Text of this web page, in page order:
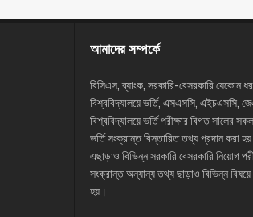
আমাদের সম্পর্কে
বিসিএস, ব্যাংক, সরকারি-বেসরকারি যেকোন
বিশ্ববিদ্যালয়ে ভর্তি, এসএসসি, এইচএসসি,
বিশ্ববিদ্যালয়ে ভর্তি পরীক্ষার বিগত সালের
ভর্তি সংক্রান্ত বিস্তারিত তথ্য প্রদান করা
এছাড়াও বিভিন্ন সরকারি বেসরকারি নিয়োগ
সংক্রান্ত অন্যান্য তথ্য ছাড়াও বিভিন্ন
হয়।